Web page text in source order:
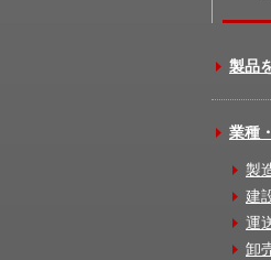
製品
業種
製
建
運
卸